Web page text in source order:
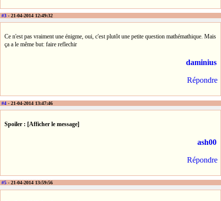
#3 - 21-04-2014 12:49:32
Ce n'est pas vraiment une énigme, oui, c'est plutôt une petite question mathémathique. Mais
ça a le même but: faire reflechir
daminius
Répondre
#4 - 21-04-2014 13:47:46
Spoiler : [Afficher le message]
ash00
Répondre
#5 - 21-04-2014 13:59:56